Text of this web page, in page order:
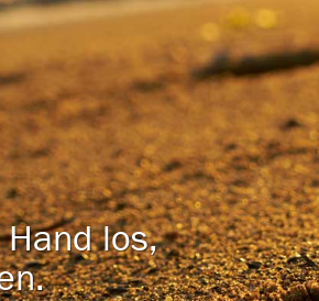
los,